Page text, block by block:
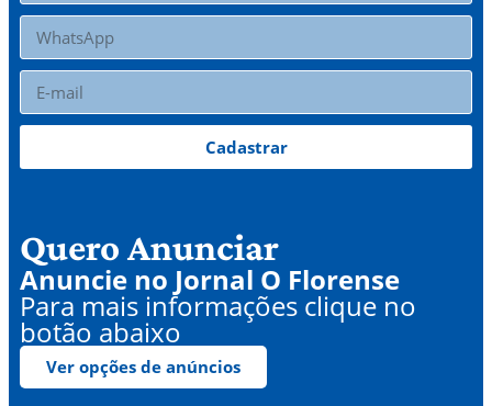
Cadastrar
Quero Anunciar
Anuncie no Jornal O Florense
Para mais informações clique no
botão abaixo
Ver opções de anúncios